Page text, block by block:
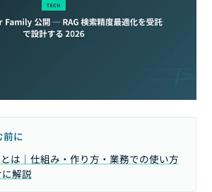
前に
は｜仕組み・作り方・業務での使い方
解説